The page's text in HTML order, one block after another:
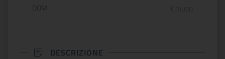
DOM
DESCRIZIONE